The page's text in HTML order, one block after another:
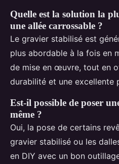
Quelle est la solution la
une allée carrossable ?
Le gravier stabilisé est
plus abordable à la fois en
de mise en œuvre, tout en
durabilité et une excellente
Est-il possible de poser
même ?
Oui, la pose de certains
gravier stabilisé ou les
en DIY avec un bon